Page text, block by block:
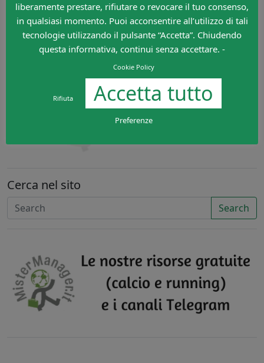
Lascia un commento
Devi essereconnessoper inviare un commento.
Cerca nel sito
Search
liberamente prestare, rifiutare o revocare il tuo consenso,
in qualsiasi momento. Puoi acconsentire all’utilizzo di tali
tecnologie utilizzando il pulsante “Accetta”. Chiudendo
questa informativa, continui senza accettare. -
Cookie Policy
Rifiuta Accetta tutto
Preferenze